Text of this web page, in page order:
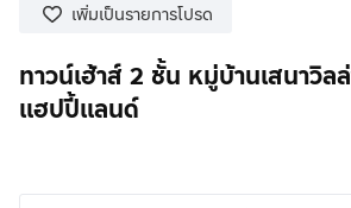
เพิ่มเป็นรายการโปรด
ทาวน์เฮ้าส์ 2 ชั้น หมู่บ้านเสนาวิล
แฮปปี้แลนด์